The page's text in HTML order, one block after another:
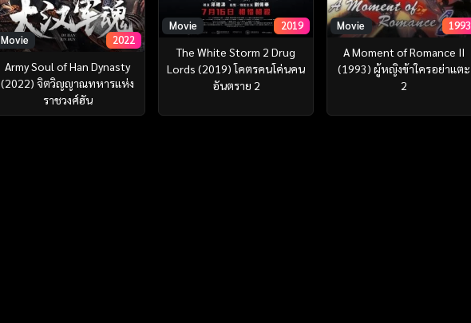
Movie 2022
Army Soul of Han Dynasty
(2022) จิตวิญญาณทหารแห่ง
ราชวงศ์ฮัน
Movie 2019
The White Storm 2 Drug
Lords (2019) โคตรคนโค่นคน
อันตราย 2
Movie 1993
A Moment of Romance II
(1993) ผู้หญิงข้าใครอย่าแตะ
2